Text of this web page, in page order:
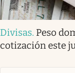
Divisas. Peso
cotización este